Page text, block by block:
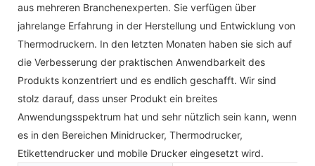
aus mehreren Branchenexperten. Sie verfügen über
jahrelange Erfahrung in der Herstellung und Entwicklung von
Thermodruckern. In den letzten Monaten haben sie sich auf
die Verbesserung der praktischen Anwendbarkeit des
Produkts konzentriert und es endlich geschafft. Wir sind
stolz darauf, dass unser Produkt ein breites
Anwendungsspektrum hat und sehr nützlich sein kann, wenn
es in den Bereichen Minidrucker, Thermodrucker,
Etikettendrucker und mobile Drucker eingesetzt wird.